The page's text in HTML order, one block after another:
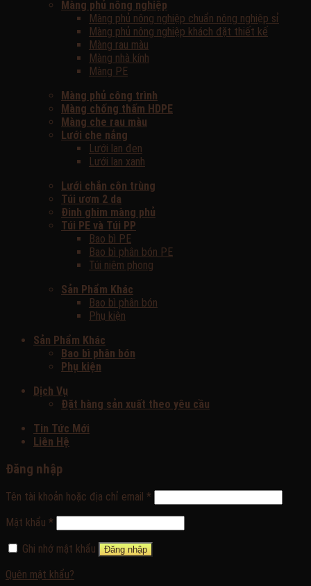
Màng phủ nông nghiệp
Màng phủ nông nghiệp chuẩn nông nghiệp sỉ
Màng phủ nông nghiệp khách đặt thiết kế
Màng rau màu
Màng nhà kính
Màng PE
Màng phủ công trình
Màng chống thấm HDPE
Màng che rau màu
Lưới che nắng
Lưới lan đen
Lưới lan xanh
Lưới chắn côn trùng
Túi ươm 2 da
Đinh ghim màng phủ
Túi PE và Túi PP
Bao bì PE
Bao bì phân bón PE
Túi niêm phong
Sản Phẩm Khác
Bao bì phân bón
Phụ kiện
Sản Phẩm Khác
Bao bì phân bón
Phụ kiện
Dịch Vụ
Đặt hàng sản xuất theo yêu cầu
Tin Tức Mới
Liên Hệ
Đăng nhập
Tên tài khoản hoặc địa chỉ email *
Mật khẩu *
Ghi nhớ mật khẩu
Đăng nhập
Quên mật khẩu?